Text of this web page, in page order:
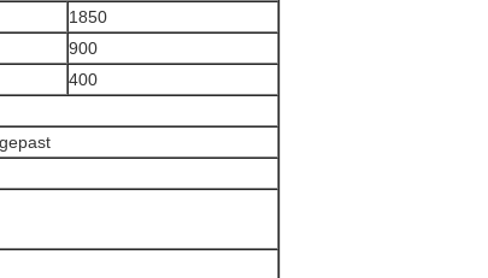
1850
900
400